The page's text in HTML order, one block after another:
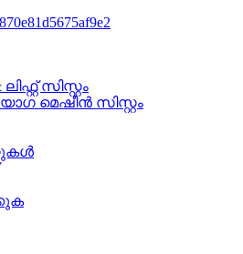
സിസ്റ്റം
മെഷീൻ സിസ്റ്റം